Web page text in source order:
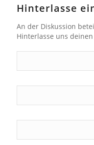
Hinterlasse
An der Diskussion
Hinterlasse uns